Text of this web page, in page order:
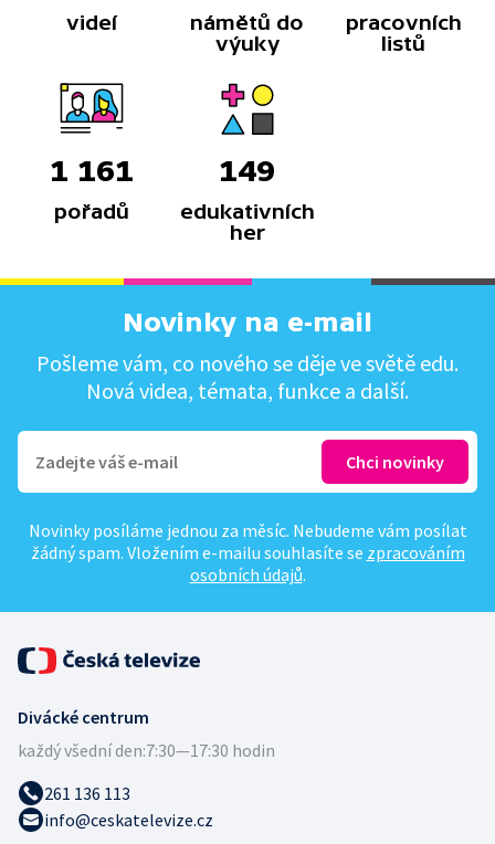
videí
námětů do
výuky
pracovních
listů
1 161
pořadů
149
edukativních
her
Novinky na e-mail
Pošleme vám, co nového se děje ve světě edu.
Nová videa, témata, funkce a další.
Novinky posíláme jednou za měsíc. Nebudeme vám posílat
žádný spam. Vložením e-mailu souhlasíte se zpracováním
osobních údajů.